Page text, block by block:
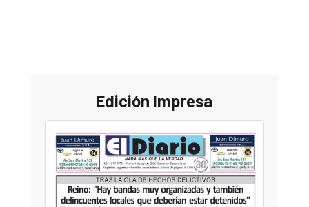
Edición Impresa